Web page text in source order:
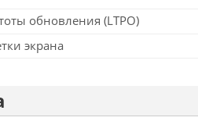
обновления (LTPO)
экрана